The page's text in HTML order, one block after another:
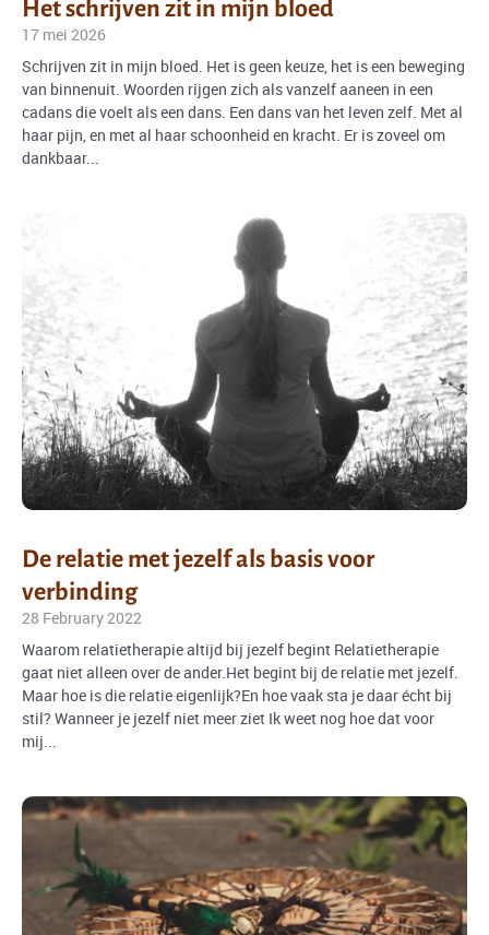
Het schrijven zit in mijn bloed
17 mei 2026
Schrijven zit in mijn bloed. Het is geen keuze, het is een beweging
van binnenuit. Woorden rijgen zich als vanzelf aaneen in een
cadans die voelt als een dans. Een dans van het leven zelf. Met al
haar pijn, en met al haar schoonheid en kracht. Er is zoveel om
dankbaar...
De relatie met jezelf als basis voor
verbinding
28 February 2022
Waarom relatietherapie altijd bij jezelf begint Relatietherapie
gaat niet alleen over de ander.Het begint bij de relatie met jezelf.
Maar hoe is die relatie eigenlijk?En hoe vaak sta je daar écht bij
stil? Wanneer je jezelf niet meer ziet Ik weet nog hoe dat voor
mij...